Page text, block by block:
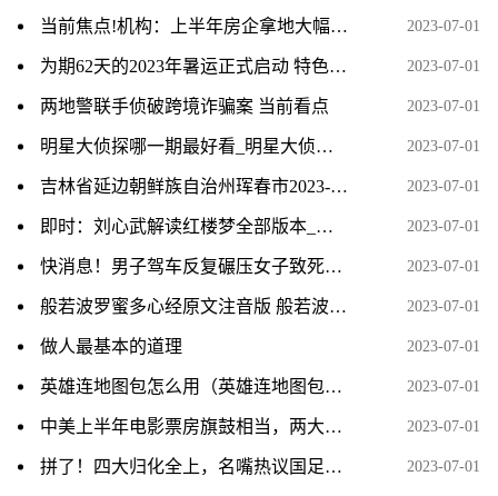
当前焦点!机构：上半年房企拿地大幅下降，央国企仍是重点城市拿地主力 2023-07-01
为期62天的2023年暑运正式启动 特色产品满足旅客出行需求_环球微速讯 2023-07-01
两地警联手侦破跨境诈骗案 当前看点 2023-07-01
明星大侦探哪一期最好看_明星大侦探邓伦哪一期 当前热闻 2023-07-01
吉林省延边朝鲜族自治州珲春市2023-06-22 07:53发布其它气象灾害黄色预警_天天热议 2023-07-01
即时：刘心武解读红楼梦全部版本_红楼梦抚慰了我的灵魂 2023-07-01
快消息！男子驾车反复碾压女子致死原因：案发前因离婚和财产激烈争吵！ 2023-07-01
般若波罗蜜多心经原文注音版 般若波罗蜜多心经注解 2023-07-01
做人最基本的道理 2023-07-01
英雄连地图包怎么用（英雄连地图包） 当前滚动 2023-07-01
中美上半年电影票房旗鼓相当，两大电影市场开启更激烈下半年 时讯 2023-07-01
拼了！四大归化全上，名嘴热议国足超强首发，人民日报发文打Call_全球要闻 2023-07-01